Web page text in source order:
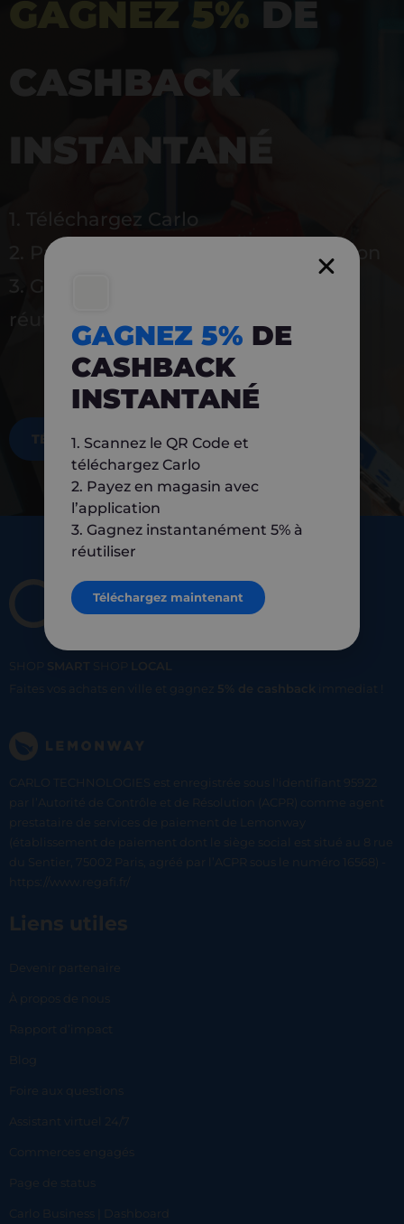
GAGNEZ 5% DE
CASHBACK
INSTANTANÉ
1. Téléchargez Carlo
2. Payez en magasin avec l’application
3. Gagnez instantanément 5 % à
réutiliser
TÉLÉCHARGEZ MAINTENANT
SHOP SMART SHOP
LOCAL
Faites vos achats en ville et gagnez 5% de cashback immediat !
CARLO TECHNOLOGIES est enregistrée sous l'identifiant 95922
par l’Autorité de Contrôle et de Résolution (ACPR) comme agent
prestataire de services de paiement de Lemonway
(établissement de paiement dont le siège social est situé au 8 rue
du Sentier, 75002 Paris, agréé par l’ACPR sous le numéro 16568) -
https://www.regafi.fr/
Liens utiles
Devenir partenaire
À propos de nous
Rapport d’impact
Blog
Foire aux questions
Assistant virtuel 24/7
Commerces engagés
Page de status
Carlo Business | Dashboard
GAGNEZ 5% DE
CASHBACK
INSTANTANÉ
1. Scannez le QR Code et
téléchargez Carlo
2. Payez en magasin avec
l’application
3. Gagnez instantanément 5% à
réutiliser
Téléchargez maintenant